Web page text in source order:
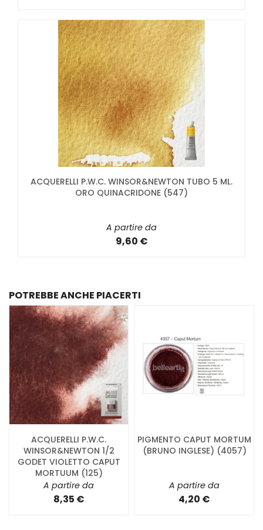
ACQUERELLI P.W.C. WINSOR&NEWTON TUBO 5 ML.
ORO QUINACRIDONE (547)
A partire da
9,60 €
POTREBBE ANCHE PIACERTI
ACQUERELLI P.W.C.
WINSOR&NEWTON 1/2
GODET VIOLETTO CAPUT
MORTUUM (125)
A partire da
8,35 €
PIGMENTO CAPUT MORTUM
(BRUNO INGLESE) (4057)
A partire da
4,20 €